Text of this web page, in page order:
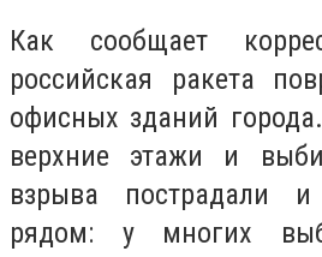
Как сообщает
российская ракета
офисных зданий
верхние этажи и
взрыва пострадали
рядом: у многих